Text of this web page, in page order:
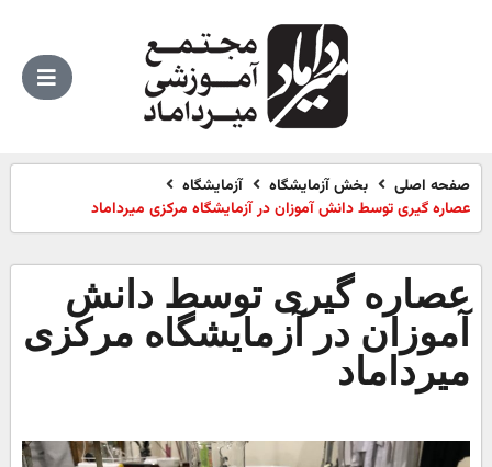
صفحه اصلی بخش آزمایشگاه
آزمایشگاه
عصاره گیری توسط دانش آموزان در آزمایشگاه مرکزی میرداماد
عصاره گیری توسط دانش
آموزان در آزمایشگاه مرکزی
میرداماد